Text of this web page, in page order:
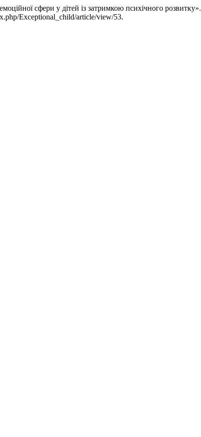
сфери у дітей із затримкою психічного розвитку».
Exceptional_child/article/view/53.